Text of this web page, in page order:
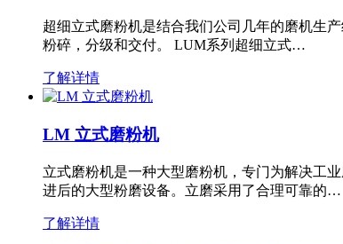
超细立式磨粉机是结合我们公司几年的磨机生
粉碎，分级和交付。 LUM系列超细立式…
了解详情
LM 立式磨粉机
立式磨粉机是一种大型磨粉机，专门为解决工
进后的大型粉磨设备。立磨采用了合理可靠的…
了解详情